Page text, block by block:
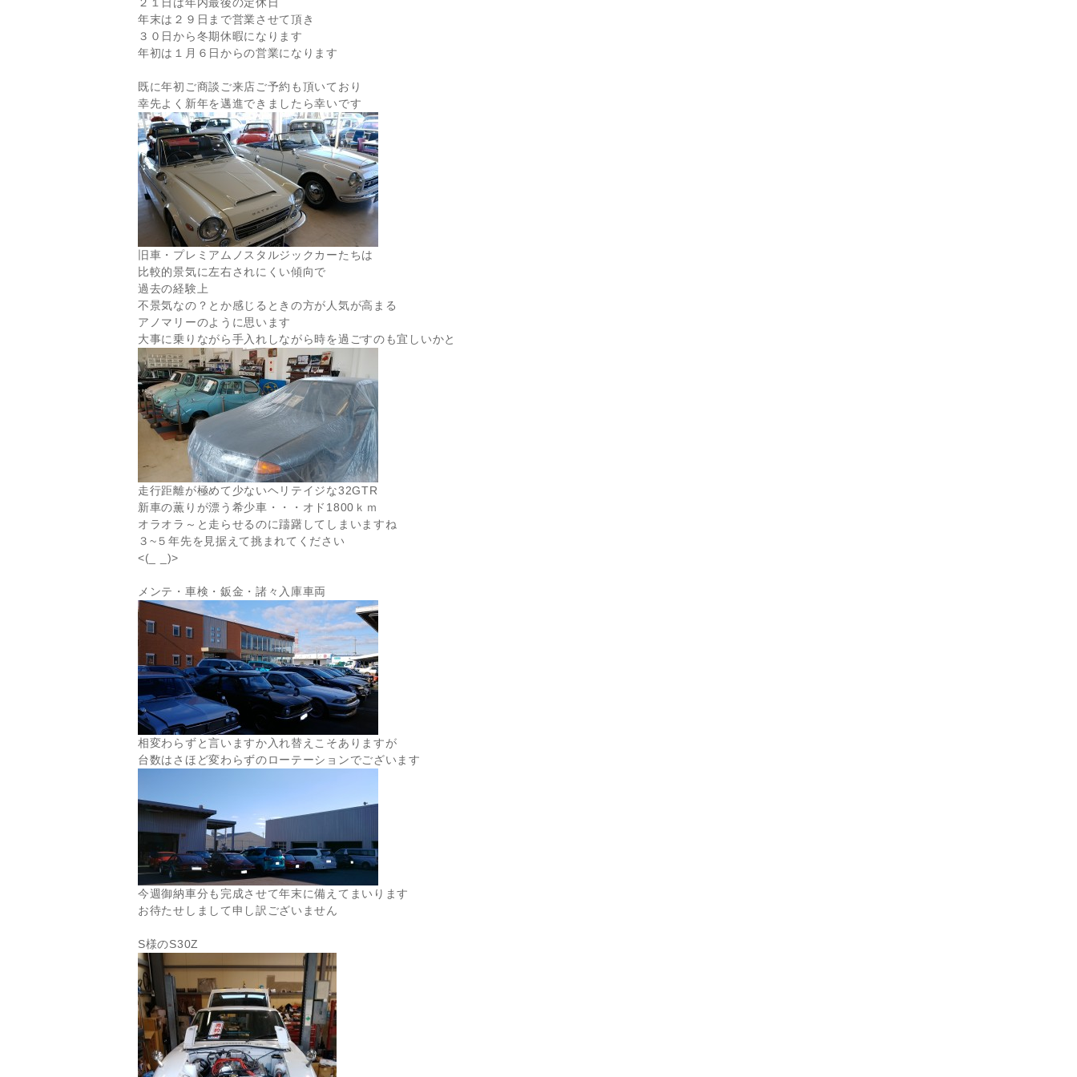
年末は２９日まで営業させて頂き
３０日から冬期休暇になります
年初は１月６日からの営業になります
既に年初ご商談ご来店ご予約も頂いており
幸先よく新年を邁進できましたら幸いです
旧車・プレミアムノスタルジックカーたちは
比較的景気に左右されにくい傾向で
過去の経験上
不景気なの？とか感じるときの方が人気が高まる
アノマリーのように思います
大事に乗りながら手入れしながら時を過ごすのも宜しいかと
走行距離が極めて少ないヘリテイジな32GTR
新車の薫りが漂う希少車・・・オド1800ｋｍ
オラオラ～と走らせるのに躊躇してしまいますね
３~５年先を見据えて挑まれてください
<(_ _)>
メンテ・車検・鈑金・諸々入庫車両
相変わらずと言いますか入れ替えこそありますが
台数はさほど変わらずのローテーションでございます
今週御納車分も完成させて年末に備えてまいります
お待たせしまして申し訳ございません
S様のS30Z